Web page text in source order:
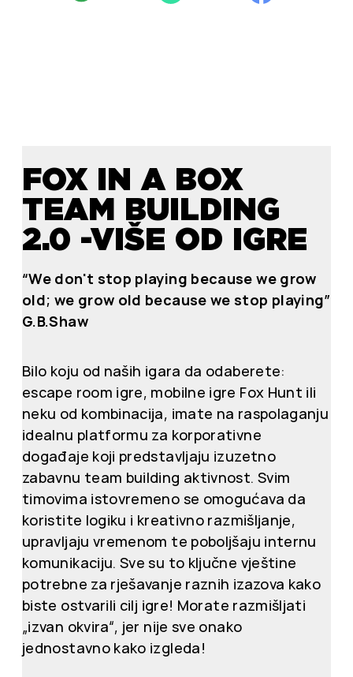
FOX IN A BOX
TEAM BUILDING
2.0 -VIŠE OD IGRE
“We don't stop playing because we grow
old; we grow old because we stop playing”
G.B.Shaw
Bilo koju od naših igara da odaberete:
escape room igre, mobilne igre Fox Hunt ili
neku od kombinacija, imate na raspolaganju
idealnu platformu za korporativne
događaje koji predstavljaju izuzetno
zabavnu team building aktivnost. Svim
timovima istovremeno se omogućava da
koristite logiku i kreativno razmišljanje,
upravljaju vremenom te poboljšaju internu
komunikaciju. Sve su to ključne vještine
potrebne za rješavanje raznih izazova kako
biste ostvarili cilj igre! Morate razmišljati
„izvan okvira“, jer nije sve onako
jednostavno kako izgleda!